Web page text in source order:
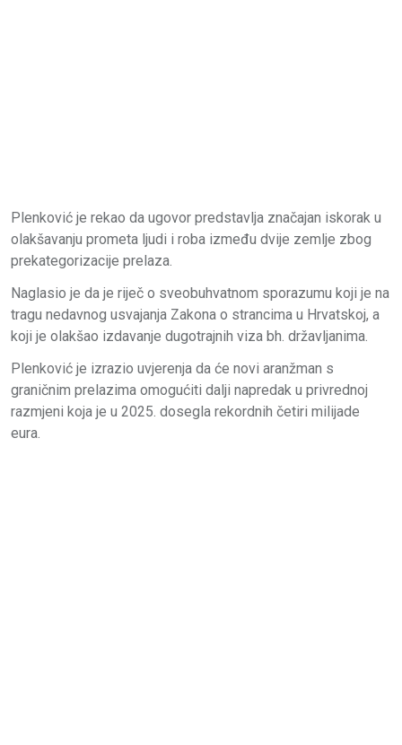
Plenković je rekao da ugovor predstavlja značajan iskorak u
olakšavanju prometa ljudi i roba između dvije zemlje zbog
prekategorizacije prelaza.
Naglasio je da je riječ o sveobuhvatnom sporazumu koji je na
tragu nedavnog usvajanja Zakona o strancima u Hrvatskoj, a
koji je olakšao izdavanje dugotrajnih viza bh. državljanima.
Plenković je izrazio uvjerenja da će novi aranžman s
graničnim prelazima omogućiti dalji napredak u privrednoj
razmjeni koja je u 2025. dosegla rekordnih četiri milijade
eura.